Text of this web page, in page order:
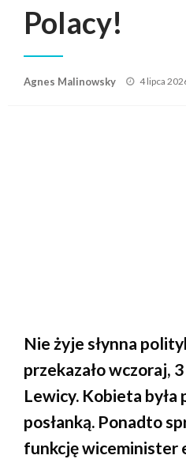
Polacy!
Agnes Malinowsky
Posted
4 lipca
Nie żyje słynna
przekazało wczoraj,
Lewicy. Kobieta była
posłanką. Ponadto
funkcję wiceminister